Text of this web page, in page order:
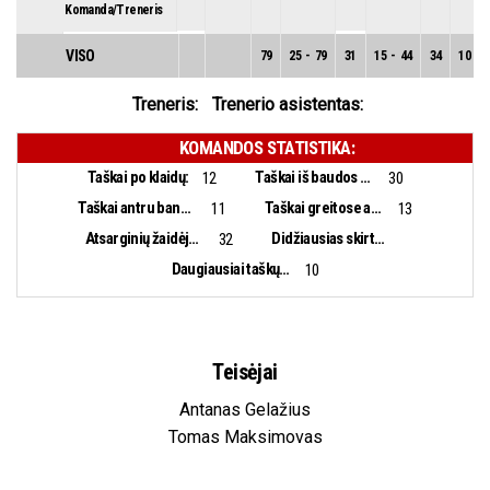
Komanda/Treneris
VISO 79 25 - 79 31 15 - 44 34 10
Treneris: Trenerio asistentas:
KOMANDOS STATISTIKA:
Taškai po klaidų: 12 Taškai iš baudos aikštelės:
30
Taškai antru bandymu:
11 Taškai greitose atakose:
13
Atsarginių žaidėjų taškai:
32
Didžiausias skirtumas:
Daugiausiai taškų iš eilės:
10
Teisėjai
Antanas Gelažius
Tomas Maksimovas